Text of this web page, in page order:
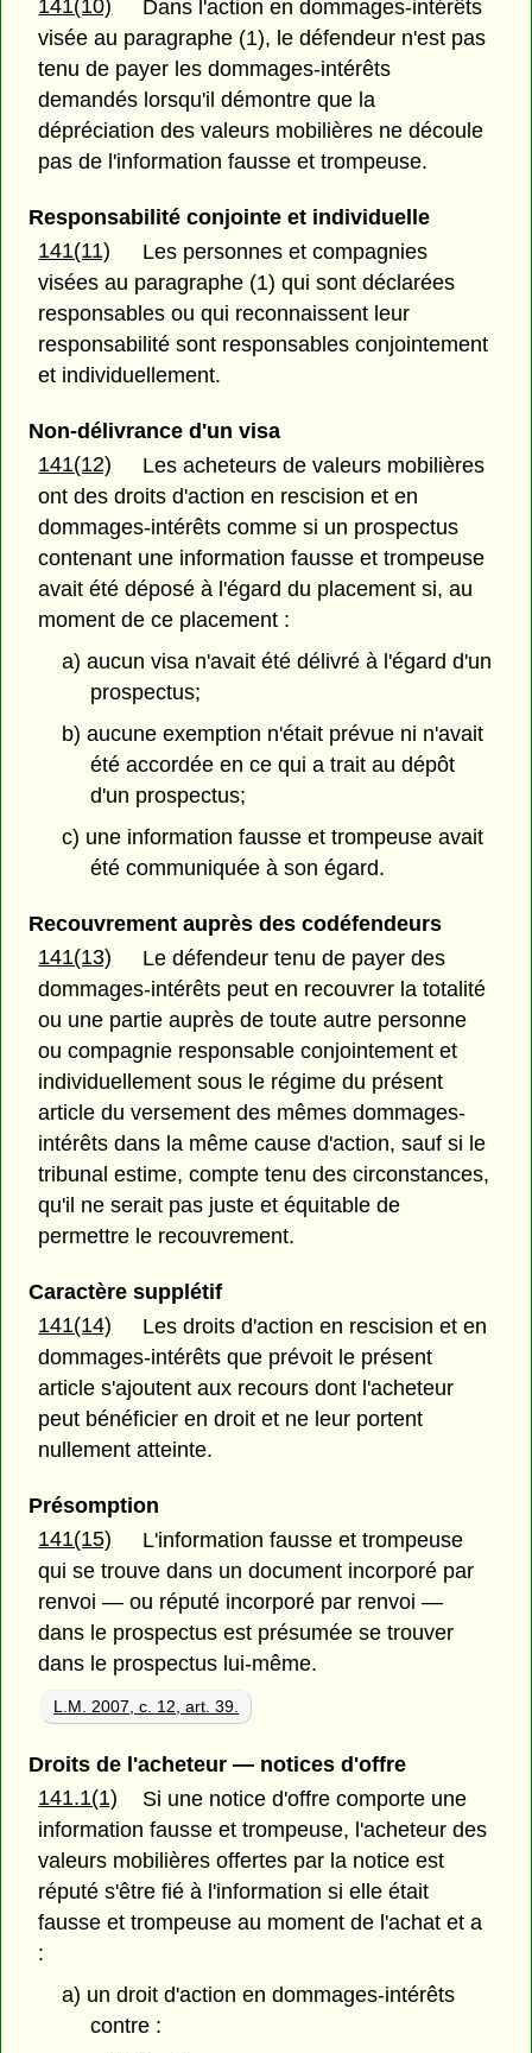
141(10)
Dans l'action en dommages-intérêts
visée au paragraphe (1), le défendeur n'est pas
tenu de payer les dommages-intérêts
demandés lorsqu'il démontre que la
dépréciation des valeurs mobilières ne découle
pas de l'information fausse et trompeuse.
Responsabilité conjointe et individuelle
141(11)
Les personnes et compagnies
visées au paragraphe (1) qui sont déclarées
responsables ou qui reconnaissent leur
responsabilité sont responsables conjointement
et individuellement.
Non-délivrance d'un visa
141(12)
Les acheteurs de valeurs mobilières
ont des droits d'action en rescision et en
dommages-intérêts comme si un prospectus
contenant une information fausse et trompeuse
avait été déposé à l'égard du placement si, au
moment de ce placement :
a) aucun visa n'avait été délivré à l'égard d'un
prospectus;
b) aucune exemption n'était prévue ni n'avait
été accordée en ce qui a trait au dépôt
d'un prospectus;
c) une information fausse et trompeuse avait
été communiquée à son égard.
Recouvrement auprès des codéfendeurs
141(13)
Le défendeur tenu de payer des
dommages-intérêts peut en recouvrer la totalité
ou une partie auprès de toute autre personne
ou compagnie responsable conjointement et
individuellement sous le régime du présent
article du versement des mêmes dommages-
intérêts dans la même cause d'action, sauf si le
tribunal estime, compte tenu des circonstances,
qu'il ne serait pas juste et équitable de
permettre le recouvrement.
Caractère supplétif
141(14)
Les droits d'action en rescision et en
dommages-intérêts que prévoit le présent
article s'ajoutent aux recours dont l'acheteur
peut bénéficier en droit et ne leur portent
nullement atteinte.
Présomption
141(15)
L'information fausse et trompeuse
qui se trouve dans un document incorporé par
renvoi — ou réputé incorporé par renvoi —
dans le prospectus est présumée se trouver
dans le prospectus lui-même.
L.M. 2007, c. 12, art. 39.
Droits de l'acheteur — notices d'offre
141.1(1)
Si une notice d'offre comporte une
information fausse et trompeuse, l'acheteur des
valeurs mobilières offertes par la notice est
réputé s'être fié à l'information si elle était
fausse et trompeuse au moment de l'achat et a
:
a) un droit d'action en dommages-intérêts
contre :